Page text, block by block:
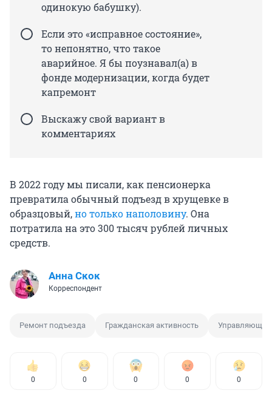
одинокую бабушку).
Если это «исправное состояние»,
то непонятно, что такое
аварийное. Я бы поузнавал(а) в
фонде модернизации, когда будет
капремонт
Выскажу свой вариант в
комментариях
В 2022 году мы писали, как пенсионерка
превратила обычный подъезд в хрущевке в
образцовый,но только наполовину. Она
потратила на это 300 тысяч рублей личных
средств.
Анна Скок
Корреспондент
Ремонт подъезда Гражданская активность
0 0 0 0 0